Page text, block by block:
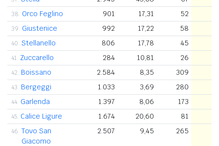
38. Orco Feglino 901 17,31 52
39. Giustenice 992 17,22 58
40. Stellanello 806 17,78 45
41. Zuccarello 284 10,81 26
42. Boissano 2.584 8,35 309
43. Bergeggi 1.033 3,69 280
44. Garlenda 1.397 8,06 173
45. Calice Ligure 1.674 20,60 81
46. Tovo San
Giacomo
2.507 9,45 265